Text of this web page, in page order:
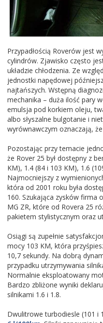
Przypadłością Roverów jest
cylindrów. Zjawisko często
układzie chłodzenia. Ze
jednostki napędowej
najtańszych. Wstępną
mechanika – duża ilość pary
emulsja pod korkiem oleju,
albo słyszalne bulgotanie i
wyrównawczym oznaczają,
Pozostając przy temacie
że Rover 25 był dostępny z
KM), 1.4 (84 i 103 KM), 1.6
Najmocniejszy z
która od 2001 roku była
160. Szukająca zysków firma
MG ZR, które od Rovera 25
pakietem stylistycznym oraz
Osiągi są zupełnie
mocy 103 KM, która
10,7 sekundy. Na dobrą
przypadku utrzymywania
Normalnie eksploatowany
Bardzo zbliżone wyniki
silnikami 1.6 i 1.8.
Dwulitrowe turbodiesle (101 i